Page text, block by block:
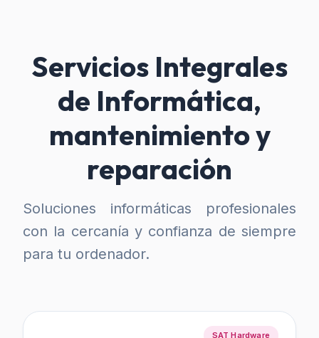
Servicios Integrales
de Informática,
mantenimiento y
reparación
Soluciones informáticas profesionales
con la cercanía y confianza de siempre
para tu ordenador.
SAT Hardware